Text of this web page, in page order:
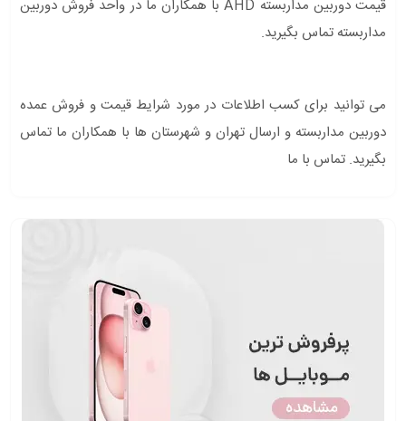
قیمت دوربین مداربسته AHD با همکاران ما در واحد فروش دوربین
مداربسته تماس بگیرید.
می توانید برای کسب اطلاعات در مورد شرایط قیمت و فروش عمده
دوربین مداربسته و ارسال تهران و شهرستان ها با همکاران ما تماس
بگیرید. تماس با ما